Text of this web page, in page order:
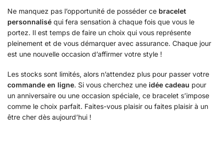
Ne manquez pas l’opportunité de posséder ce bracelet
personnalisé qui fera sensation à chaque fois que vous le
portez. Il est temps de faire un choix qui vous représente
pleinement et de vous démarquer avec assurance. Chaque jour
est une nouvelle occasion d’affirmer votre style !
Les stocks sont limités, alors n’attendez plus pour passer votre
commande en ligne. Si vous cherchez une idée cadeau pour
un anniversaire ou une occasion spéciale, ce bracelet s’impose
comme le choix parfait. Faites-vous plaisir ou faites plaisir à un
être cher dès aujourd’hui !